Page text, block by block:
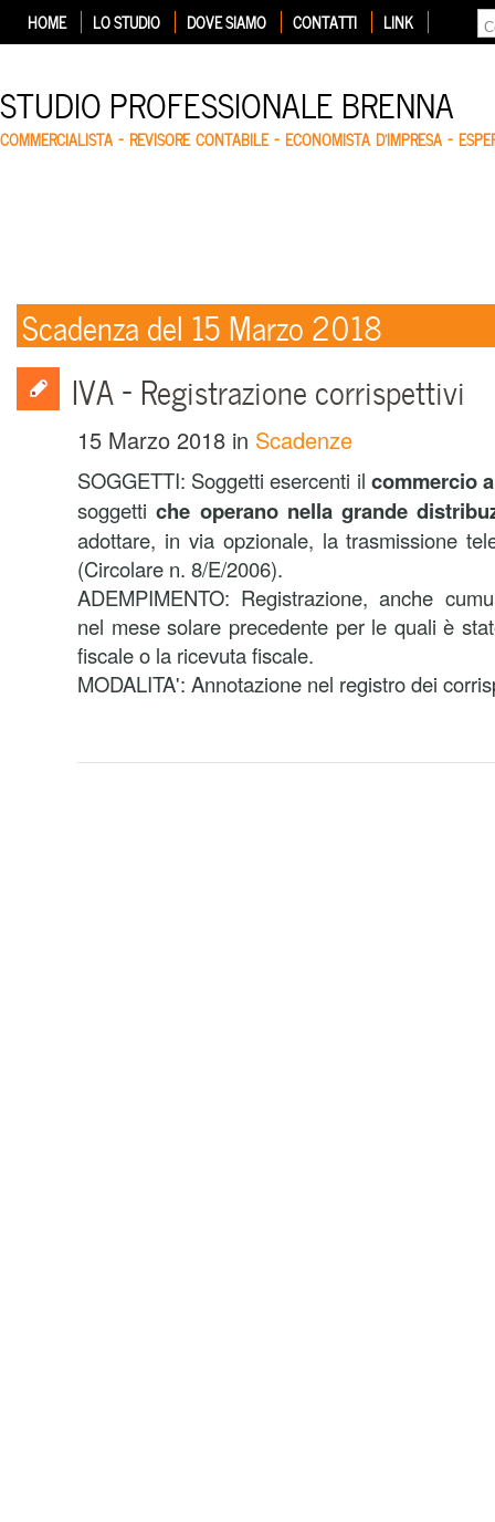
HOME LO STUDIO DOVE SIAMO CONTATTI LINK
STUDIO PROFESSIONALE BRENNA
COMMERCIALISTA – REVISORE CONTABILE – ECONOMISTA D'IMPRESA –
Scadenza del 15 Marzo 2018
IVA – Registrazione corrispettivi
15 Marzo 2018 in Scadenze
SOGGETTI: Soggetti esercenti il commercio
soggettiche operano nella grande
adottare, in via opzionale, la trasmissione
(Circolare n. 8/E/2006).
ADEMPIMENTO: Registrazione, anche
nel mese solare precedente per le quali è
fiscale o la ricevuta fiscale.
MODALITA': Annotazione nel registro dei